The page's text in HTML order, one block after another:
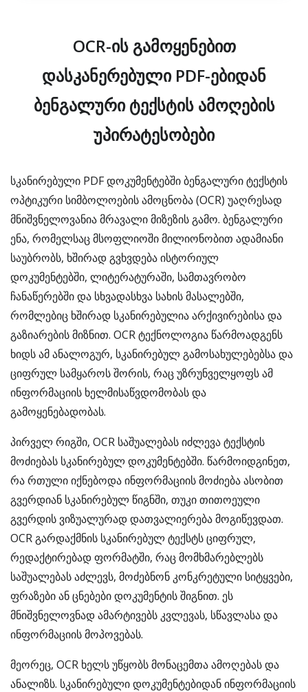
OCR-ის გამოყენებით
დასკანერებული PDF-ებიდან
ბენგალური ტექსტის ამოღების
უპირატესობები
სკანირებული PDF დოკუმენტებში ბენგალური ტექსტის
ოპტიკური სიმბოლოების ამოცნობა (OCR) უაღრესად
მნიშვნელოვანია მრავალი მიზეზის გამო. ბენგალური
ენა, რომელსაც მსოფლიოში მილიონობით ადამიანი
საუბრობს, ხშირად გვხვდება ისტორიულ
დოკუმენტებში, ლიტერატურაში, სამთავრობო
ჩანაწერებში და სხვადასხვა სახის მასალებში,
რომლებიც ხშირად სკანირებულია არქივირებისა და
გაზიარების მიზნით. OCR ტექნოლოგია წარმოადგენს
ხიდს ამ ანალოგურ, სკანირებულ გამოსახულებებსა და
ციფრულ სამყაროს შორის, რაც უზრუნველყოფს ამ
ინფორმაციის ხელმისაწვდომობას და
გამოყენებადობას.
პირველ რიგში, OCR საშუალებას იძლევა ტექსტის
მოძიებას სკანირებულ დოკუმენტებში. წარმოიდგინეთ,
რა რთული იქნებოდა ინფორმაციის მოძიება ასობით
გვერდიან სკანირებულ წიგნში, თუკი თითოეული
გვერდის ვიზუალურად დათვალიერება მოგიწევდათ.
OCR გარდაქმნის სკანირებულ ტექსტს ციფრულ,
რედაქტირებად ფორმატში, რაც მომხმარებლებს
საშუალებას აძლევს, მოძებნონ კონკრეტული სიტყვები,
ფრაზები ან ცნებები დოკუმენტის შიგნით. ეს
მნიშვნელოვნად ამარტივებს კვლევას, სწავლასა და
ინფორმაციის მოპოვებას.
მეორეც, OCR ხელს უწყობს მონაცემთა ამოღებას და
ანალიზს. სკანირებული დოკუმენტებიდან ინფორმაციის